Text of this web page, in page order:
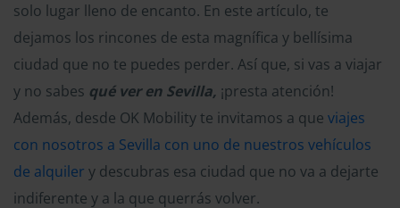
solo lugar lleno de encanto. En este artículo, te
dejamos los rincones de esta magnífica y bellísima
ciudad que no te puedes perder. Así que, si vas a viajar
y no sabes qué ver en Sevilla, ¡presta atención!
Además, desde OK Mobility te invitamos a que viajes
con nosotros a Sevilla con uno de nuestros vehículos
de alquiler y descubras esa ciudad que no va a dejarte
indiferente y a la que querrás volver.